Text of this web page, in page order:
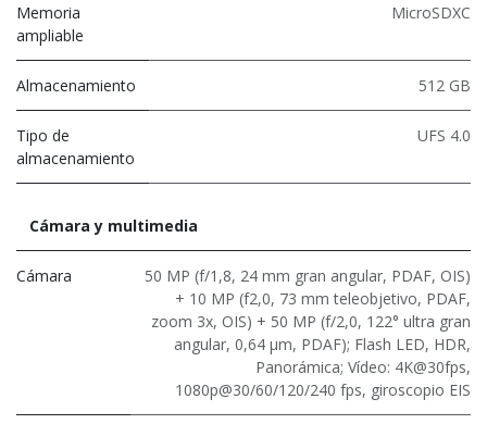
Memoria
ampliable
MicroSDXC
Almacenamiento 512 GB
Tipo de
almacenamiento
UFS 4.0
Cámara y multimedia
Cámara
50 MP (f/1,8, 24 mm gran angular, PDAF, OIS)
+ 10 MP (f2,0, 73 mm teleobjetivo, PDAF,
zoom 3x, OIS) + 50 MP (f/2,0, 122° ultra gran
angular, 0,64 μm, PDAF); Flash LED, HDR,
Panorámica; Vídeo: 4K@30fps,
1080p@30/60/120/240 fps, giroscopio EIS